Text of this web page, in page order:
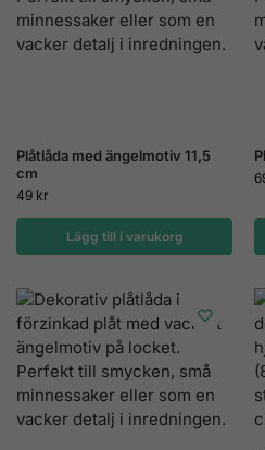
Plåtlåda med ängelmotiv 11,5
cm
49 kr
Lägg till i varukorg